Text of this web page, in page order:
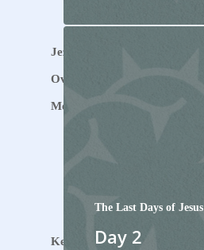
The Last Days of Jesus
Day 2
Jezus
Over ons
Meedoen
R’ Open
Teams
Kerk Online